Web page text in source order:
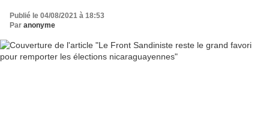
Publié le 04/08/2021 à 18:53
Par anonyme